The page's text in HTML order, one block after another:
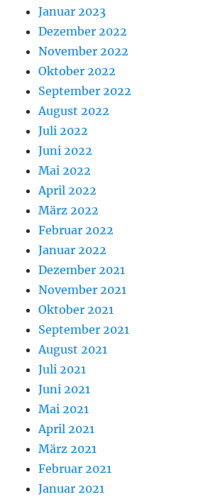
Januar 2023
Dezember 2022
November 2022
Oktober 2022
September 2022
August 2022
Juli 2022
Juni 2022
Mai 2022
April 2022
März 2022
Februar 2022
Januar 2022
Dezember 2021
November 2021
Oktober 2021
September 2021
August 2021
Juli 2021
Juni 2021
Mai 2021
April 2021
März 2021
Februar 2021
Januar 2021